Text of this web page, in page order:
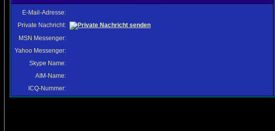
E-Mail-Adresse:
Private Nachricht:
MSN Messenger:
Yahoo Messenger:
Skype Name:
AIM-Name:
ICQ-Nummer: